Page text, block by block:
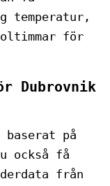
temperatur,
för
Dubrovnik
på
också få
från